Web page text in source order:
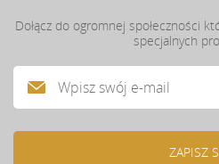
Dołącz do ogromnej społeczności
specjalnych